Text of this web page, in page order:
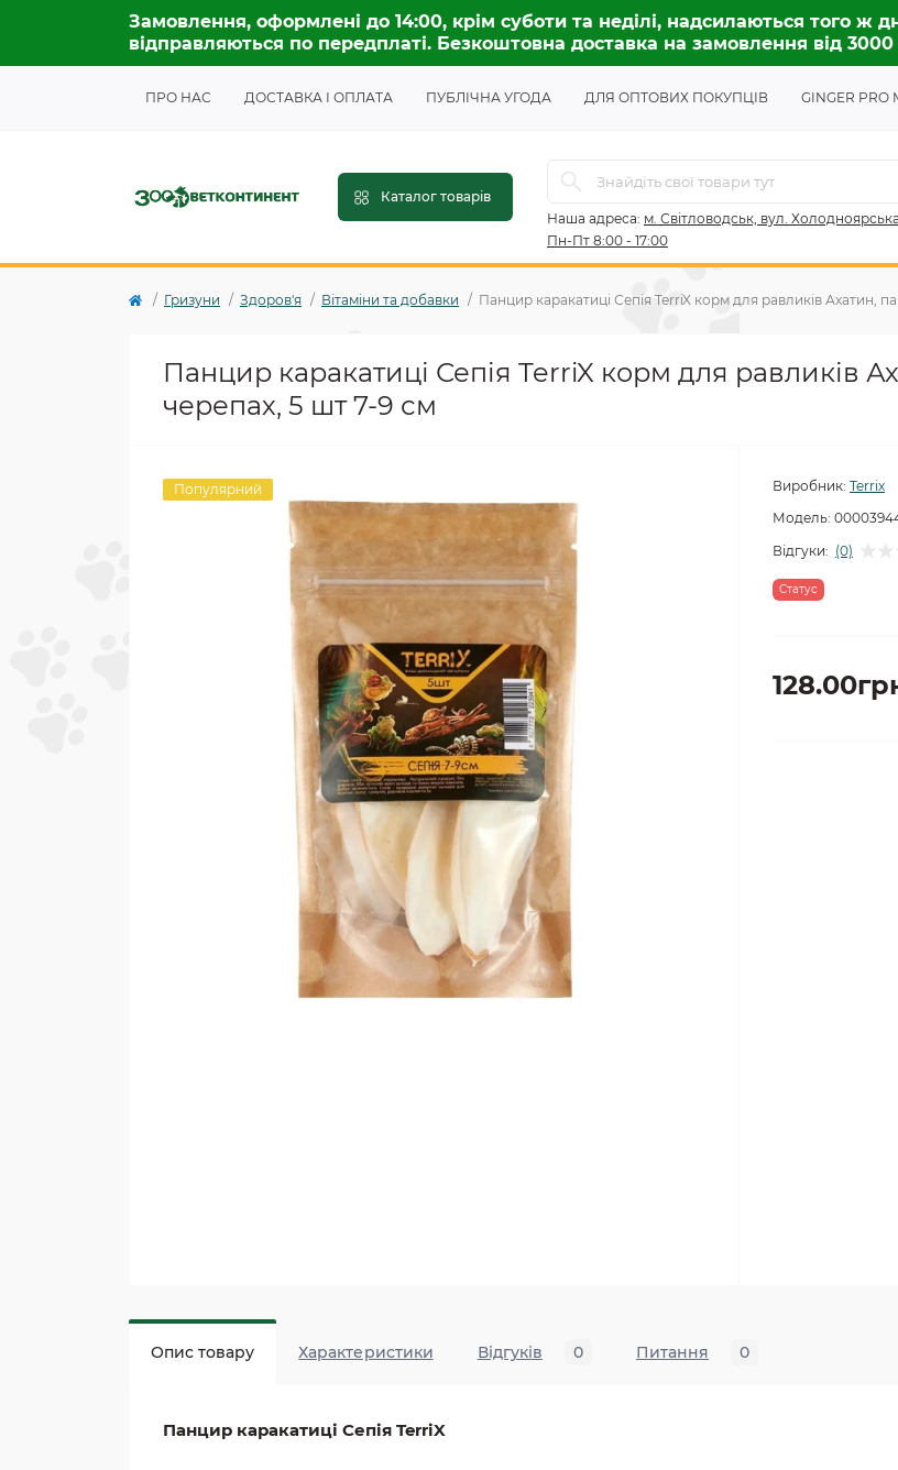
Замовлення, оформлені до 14:00, крім суботи та неділі, надсилаються того ж
відправляються по передплаті. Безкоштовна доставка на замовлення від 3000
ПРО НАС ДОСТАВКА І ОПЛАТА ПУБЛІЧНА УГОДА ДЛЯ ОПТОВИХ ПОКУПЦІВ GINGER PRO
Каталог товарів
Наша адреса: м. Світловодськ, вул. Холодноярська
Пн-Пт 8:00 - 17:00
Гризуни Здоров'я Вітаміни та добавки Панцир каракатиці Сепія TerriX корм для равликів Ахатин,
Панцир каракатиці Сепія TerriX корм для равликів
черепах, 5 шт 7-9 см
Популярний Виробник: Terrix
Модель:
Відгуки: (0)
Статус
Опис товару Характеристики Відгуків 0 Питання 0
Панцир каракатиці Сепія TerriX